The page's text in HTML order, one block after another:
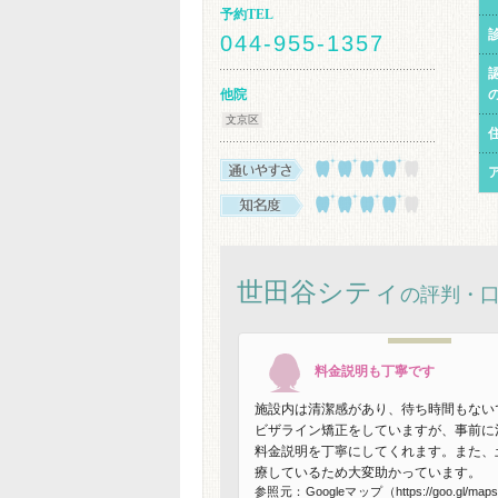
予約TEL
044-955-1357
他院
文京区
世田谷シティ の評判・
料金説明も丁寧です
施設内は清潔感があり、待ち時間もな
ビザライン矯正をしていますが、事前
料金説明を丁寧にしてくれます。また
療しているため大変助かっています。
参照元：Googleマップ（https://goo.gl/